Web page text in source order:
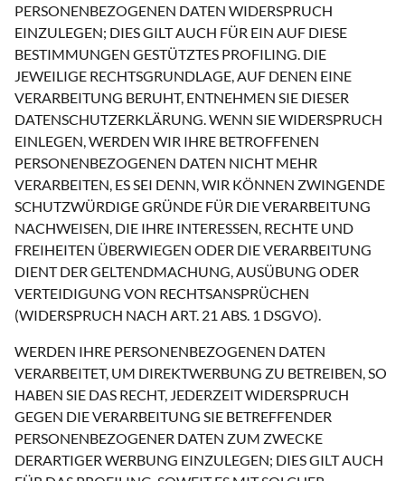
PERSONENBEZOGENEN DATEN WIDERSPRUCH
EINZULEGEN; DIES GILT AUCH FÜR EIN AUF DIESE
BESTIMMUNGEN GESTÜTZTES PROFILING. DIE
JEWEILIGE RECHTSGRUNDLAGE, AUF DENEN EINE
VERARBEITUNG BERUHT, ENTNEHMEN SIE DIESER
DATENSCHUTZERKLÄRUNG. WENN SIE WIDERSPRUCH
EINLEGEN, WERDEN WIR IHRE BETROFFENEN
PERSONENBEZOGENEN DATEN NICHT MEHR
VERARBEITEN, ES SEI DENN, WIR KÖNNEN ZWINGENDE
SCHUTZWÜRDIGE GRÜNDE FÜR DIE VERARBEITUNG
NACHWEISEN, DIE IHRE INTERESSEN, RECHTE UND
FREIHEITEN ÜBERWIEGEN ODER DIE VERARBEITUNG
DIENT DER GELTENDMACHUNG, AUSÜBUNG ODER
VERTEIDIGUNG VON RECHTSANSPRÜCHEN
(WIDERSPRUCH NACH ART. 21 ABS. 1 DSGVO).
WERDEN IHRE PERSONENBEZOGENEN DATEN
VERARBEITET, UM DIREKTWERBUNG ZU BETREIBEN, SO
HABEN SIE DAS RECHT, JEDERZEIT WIDERSPRUCH
GEGEN DIE VERARBEITUNG SIE BETREFFENDER
PERSONENBEZOGENER DATEN ZUM ZWECKE
DERARTIGER WERBUNG EINZULEGEN; DIES GILT AUCH